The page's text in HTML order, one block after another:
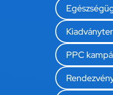
PPC